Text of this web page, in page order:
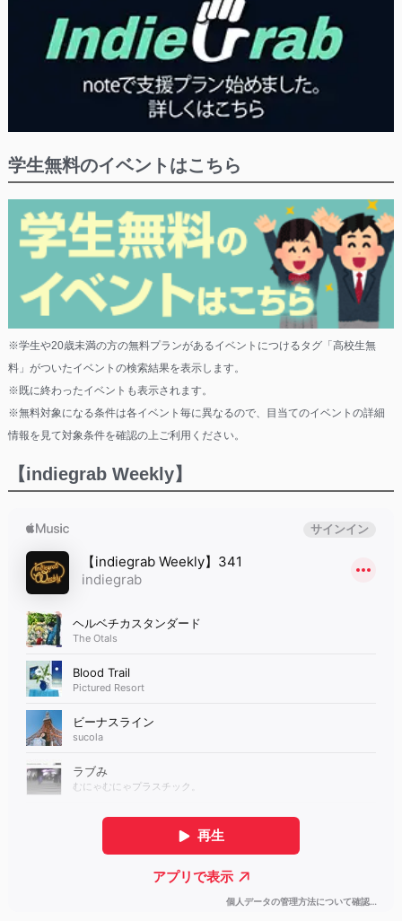
学生無料のイベントはこちら
※学生や20歳未満の方の無料プランがあるイベントにつけるタグ「高校生無
料」がついたイベントの検索結果を表示します。
※既に終わったイベントも表示されます。
※無料対象になる条件は各イベント毎に異なるので、目当てのイベントの詳細
情報を見て対象条件を確認の上ご利用ください。
【indiegrab Weekly】